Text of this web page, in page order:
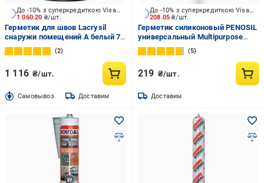
1 060.20 ₴/шт.
До -10% з суперкредиткою Visa Вигода
Герметик для швов Lacrysil
снаружи помещений А белый 7
кг
2
1 116 ₴/шт.
Cамовывоз Доставим
208.05₴/шт.
До -10% з суперкредиткою Visa Вигода
Герметик силиконовый PENOSIL
универсальный Multipurpose
Silicone 315 прозрачный 310 мл
5
219 ₴/шт.
Доставим